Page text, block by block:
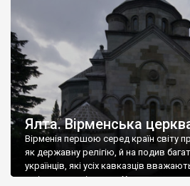
Ялта. Вірменська
Вірменія першою серед країн світу
як державну релігію, й на подив
українців, які усіх кавказців
є відданими вірянами Христа